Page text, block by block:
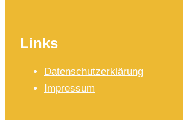
Links
Datenschutzerklärung
Impressum